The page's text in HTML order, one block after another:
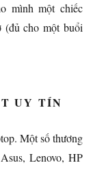
mình một chiếc
(đủ cho một buổi
UY TÍN
Một số thương
Lenovo, HP